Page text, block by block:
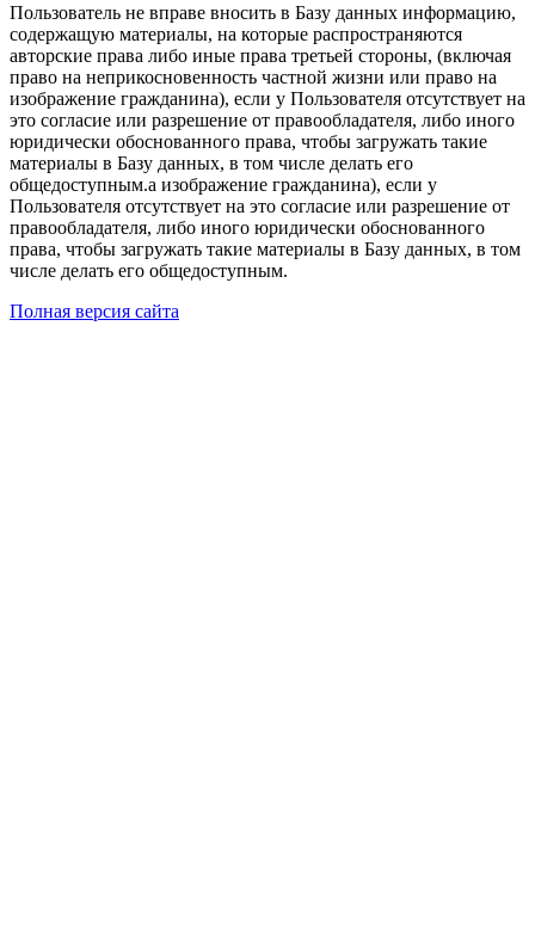
Пользователь не вправе вносить в Базу данных информацию,
содержащую материалы, на которые распространяются
авторские права либо иные права третьей стороны, (включая
право на неприкосновенность частной жизни или право на
изображение гражданина), если у Пользователя отсутствует на
это согласие или разрешение от правообладателя, либо иного
юридически обоснованного права, чтобы загружать такие
материалы в Базу данных, в том числе делать его
общедоступным.а изображение гражданина), если у
Пользователя отсутствует на это согласие или разрешение от
правообладателя, либо иного юридически обоснованного
права, чтобы загружать такие материалы в Базу данных, в том
числе делать его общедоступным.
Полная версия сайта